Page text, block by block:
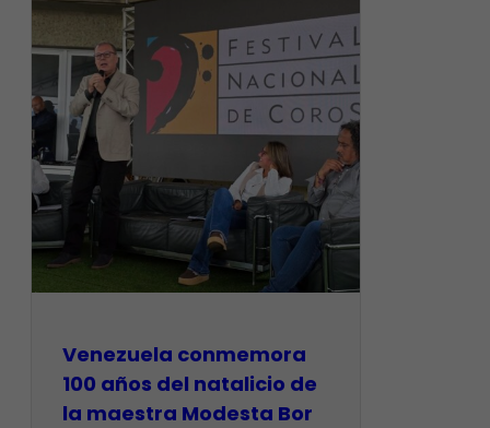
Venezuela conmemora
100 años del natalicio de
la maestra Modesta Bor